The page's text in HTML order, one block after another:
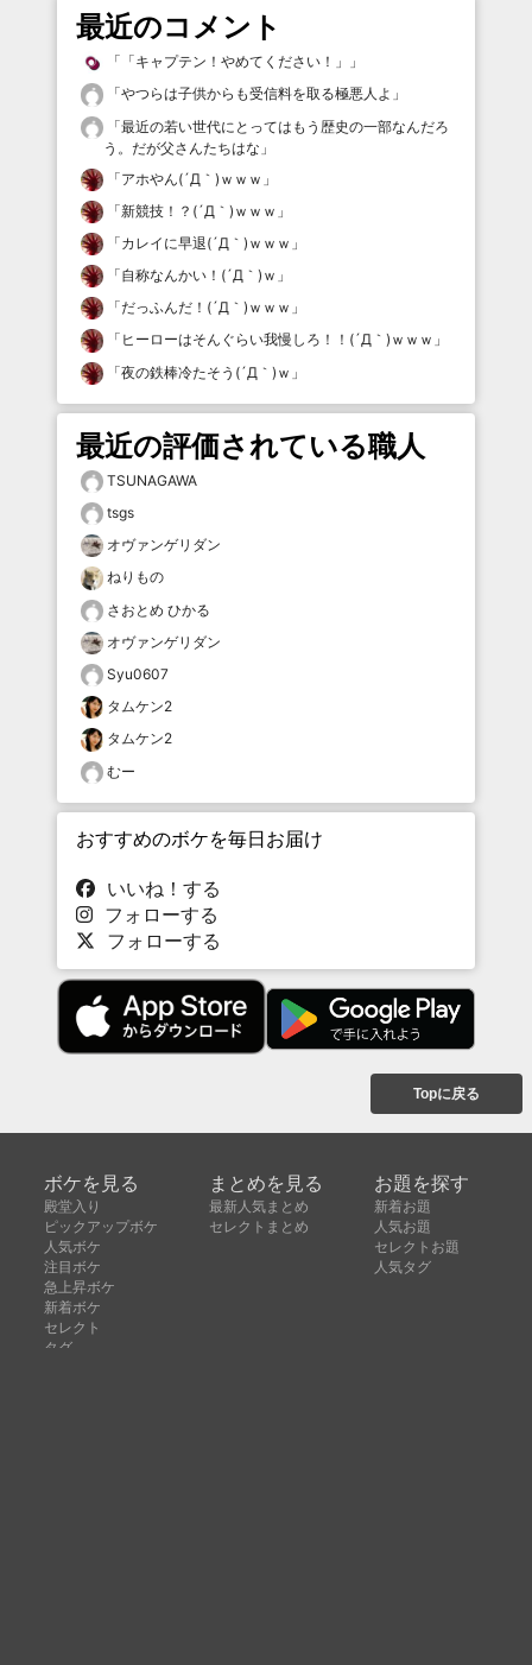
最近のコメント
「 「キャプテン！やめてください！」
」
「やつらは子供からも受信料を取る極悪人よ 」
「最近の若い世代にとってはもう歴史の一部なんだろ
う。だが父さんたちはな 」
「アホやん(´Д｀)ｗｗｗ 」
「新競技！？(´Д｀)ｗｗｗ 」
「カレイに早退(´Д｀)ｗｗｗ 」
「自称なんかい！(´Д｀)ｗ 」
「だっふんだ！(´Д｀)ｗｗｗ 」
「 ヒーローはそんぐらい我慢しろ！！(´Д｀)ｗｗｗ 」
「夜の鉄棒冷たそう(´Д｀)ｗ 」
最近の評価されている職人
TSUNAGAWA
tsgs
オヴァンゲリダン
ねりもの
さおとめ ひかる
オヴァンゲリダン
Syu0607
タムケン2
タムケン2
むー
おすすめのボケを毎日お届け
いいね！する
フォローする
フォローする
Topに戻る
ボケを見る
殿堂入り
ピックアップボケ
人気ボケ
注目ボケ
急上昇ボケ
新着ボケ
セレクト
タグ
まとめを見る
最新人気まとめ
セレクトまとめ
お題を探す
新着お題
人気お題
セレクトお題
人気タグ